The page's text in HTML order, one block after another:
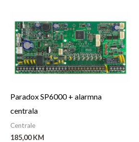
Paradox SP6000 + alarmna
centrala
Centrale
185,00KM